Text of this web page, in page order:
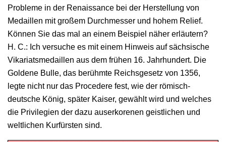
Probleme in der Renaissance bei der Herstellung von
Medaillen mit großem Durchmesser und hohem Relief.
Können Sie das mal an einem Beispiel näher erläutern?
H. C.: Ich versuche es mit einem Hinweis auf sächsische
Vikariatsmedaillen aus dem frühen 16. Jahrhundert. Die
Goldene Bulle, das berühmte Reichsgesetz von 1356,
legte nicht nur das Procedere fest, wie der römisch-
deutsche König, später Kaiser, gewählt wird und welches
die Privilegien der dazu auserkorenen geistlichen und
weltlichen Kurfürsten sind.